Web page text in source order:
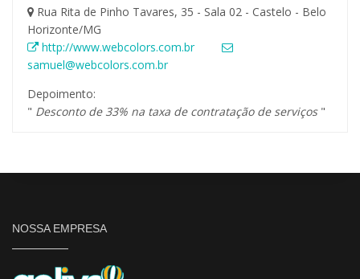
Rua Rita de Pinho Tavares, 35 - Sala 02 - Castelo - Belo
Horizonte/MG
http://www.webcolors.com.br
samuel@webcolors.com.br
Depoimento:
" Desconto de 33% na taxa de contratação de serviços"
NOSSA EMPRESA